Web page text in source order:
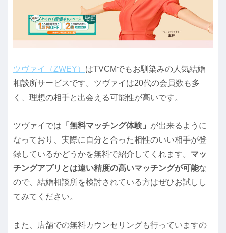
ツヴァイ（ZWEY） はTVCMでもお馴染みの人気結婚
相談所サービスです。ツヴァイは20代の会員数も多
く、理想の相手と出会える可能性が高いです。
ツヴァイでは 「無料マッチング体験」 が出来るように
なっており、実際に自分と合った相性のいい相手が登
録しているかどうかを無料で紹介してくれます。 マッ
チングアプリとは違い精度の高いマッチングが可能な
ので、結婚相談所を検討されている方はぜひお試しし
てみてください。
また、店舗での無料カウンセリングも行っていますの